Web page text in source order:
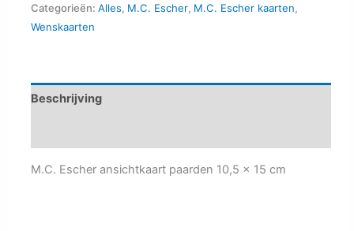
kleur
aantal
Categorieën: Alles, M.C. Escher, M.C. Escher kaarten,
Wenskaarten
Beschrijving
M.C. Escher ansichtkaart paarden 10,5 x 15 cm